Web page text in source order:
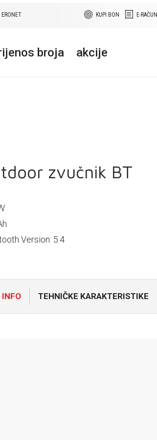
E-RAČUN
KUPI BON
ERONET
broja akcije
zvučnik BT
Version: 5.4
INFO TEHNIČKE KARAKTERISTIKE